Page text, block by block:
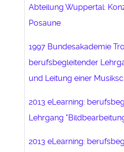
Abteilung Wuppertal:
Posaune
1997 Bundesakademie
berufsbegleitender
und Leitung einer
2013 eLearning:
Lehrgang
2013 eLearning: